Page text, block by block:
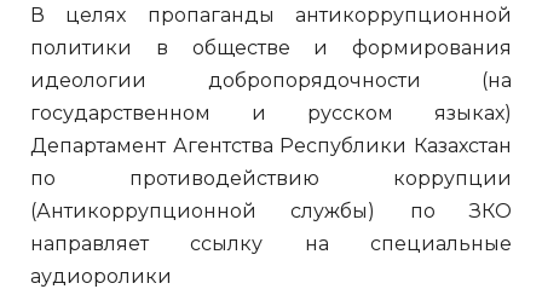
В целях пропаганды антикоррупционной
политики в обществе и формирования
идеологии добропорядочности (на
государственном и русском языках)
Департамент Агентства Республики Казахстан
по противодействию коррупции
(Антикоррупционной службы) по ЗКО
направляет ссылку на специальные
аудиоролики